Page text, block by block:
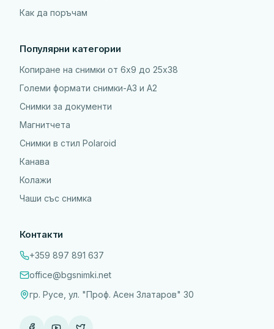
Как да поръчам
Популярни категории
Копиране на снимки от 6x9 до 25х38
Големи формати снимки-А3 и А2
Снимки за документи
Магнитчета
Снимки в стил Polaroid
Канава
Колажи
Чаши със снимка
Контакти
+359 897 891 637
office@bgsnimki.net
гр. Русе, ул. "Проф. Асен Златаров" 30